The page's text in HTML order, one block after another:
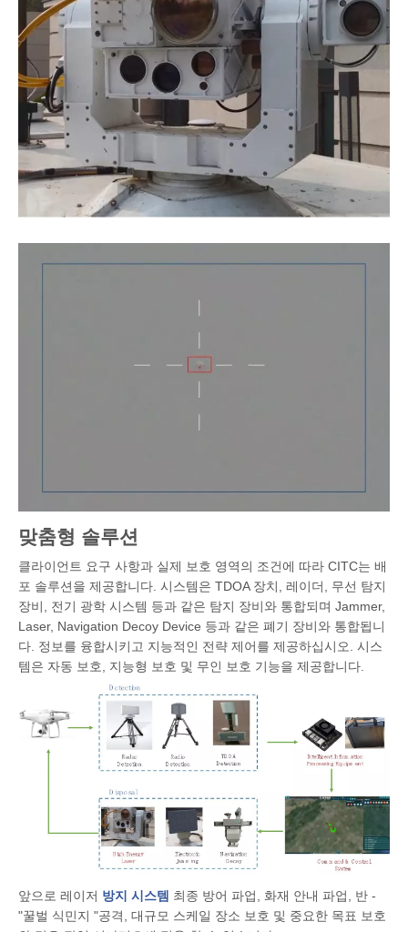
맞춤형 솔루션
클라이언트 요구 사항과 실제 보호 영역의 조건에 따라 CITC는 배
포 솔루션을 제공합니다. 시스템은 TDOA 장치, 레이더, 무선 탐지
장비, 전기 광학 시스템 등과 같은 탐지 장비와 통합되며 Jammer,
Laser, Navigation Decoy Device 등과 같은 폐기 장비와 통합됩니
다. 정보를 융합시키고 지능적인 전략 제어를 제공하십시오. 시스
템은 자동 보호, 지능형 보호 및 무인 보호 기능을 제공합니다.
앞으로 레이저 방지 시스템 최종 방어 파업, 화재 안내 파업, 반 -
"꿀벌 식민지 "공격, 대규모 스케일 장소 보호 및 중요한 목표 보호